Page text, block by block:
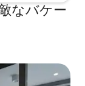
なバケー